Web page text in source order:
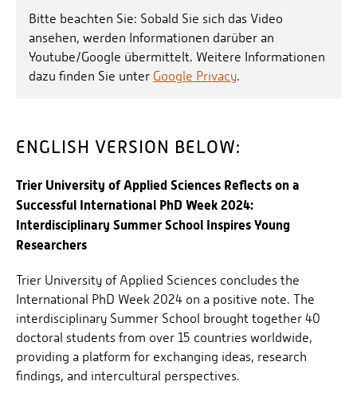
Bitte beachten Sie: Sobald Sie sich das Video
ansehen, werden Informationen darüber an
Youtube/Google übermittelt. Weitere Informationen
dazu finden Sie unter Google Privacy.
ENGLISH VERSION BELOW:
Trier University of Applied Sciences Reflects on a
Successful International PhD Week 2024:
Interdisciplinary Summer School Inspires Young
Researchers
Trier University of Applied Sciences concludes the
International PhD Week 2024 on a positive note. The
interdisciplinary Summer School brought together 40
doctoral students from over 15 countries worldwide,
providing a platform for exchanging ideas, research
findings, and intercultural perspectives.